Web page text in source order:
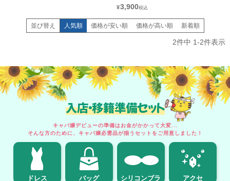
イミネット]
¥3,900
並び替え 人気順 価格が安い順 価格が高い順 新着順
2件中 1-2件表示
入店・移籍準備セット
キャバ嬢デビューの準備はお金がかかって大変...
そんな方のために、キャバ嬢必需品が揃うセットをご用意しました！
ドレス バッグ シリコンブラ アクセ